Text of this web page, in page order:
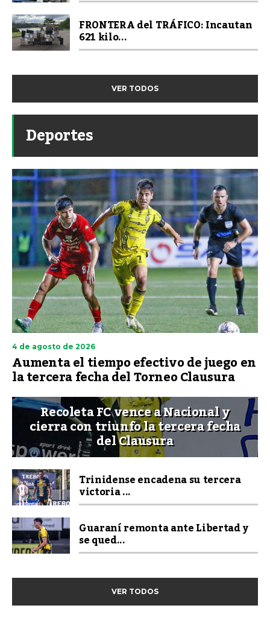
FRONTERA del TRÁFICO: Incautan
621 kilo...
VER TODOS
Deportes
4 de agosto de 2026
Aumenta el tiempo efectivo de juego en
la tercera fecha del Torneo Clausura
Recoleta FC vence a Nacional y
cierra con triunfo la tercera fecha
del Clausura
Trinidense encadena su tercera
victoria ...
Guaraní remonta ante Libertad y
se qued...
VER TODOS